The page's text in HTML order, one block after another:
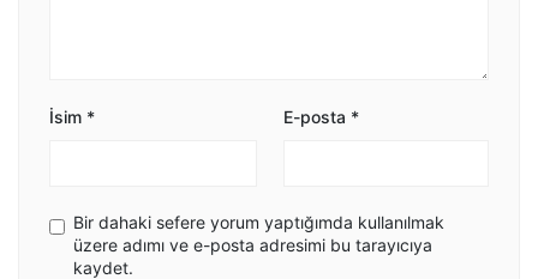
İsim * E-posta *
Bir dahaki sefere yorum yaptığımda kullanılmak
üzere adımı ve e-posta adresimi bu tarayıcıya
kaydet.